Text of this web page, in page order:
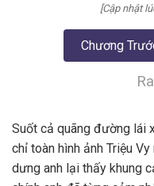
[Cập nhật
Chương
Suốt cả quãng đường lái
chỉ toàn hình ảnh Triệu
dưng anh lại thấy khung